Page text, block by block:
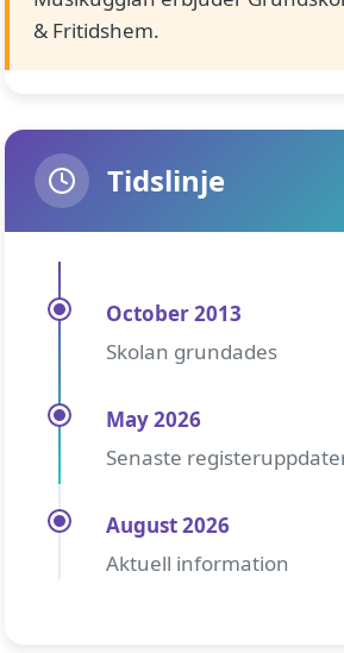
& Fritidshem.
Tidslinje
October 2013
Skolan grundades
May 2026
Senaste
August 2026
Aktuell information